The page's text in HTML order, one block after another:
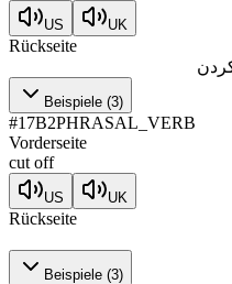
US UK
Rückseite
Beispiele (3)
#17B2PHRASAL_VERB
Vorderseite
cut off
US UK
Rückseite
Beispiele (3)